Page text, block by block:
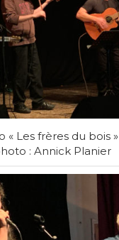
« Les frères du bois »
: Annick Planier